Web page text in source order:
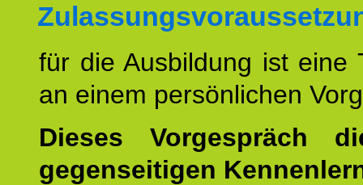
für die Ausbildung ist eine
an einem persönlichen
Dieses Vorgespräch
gegenseitigen